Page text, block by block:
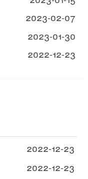
2023-02-07
2023-01-30
2022-12-23
2022-12-23
2022-12-23